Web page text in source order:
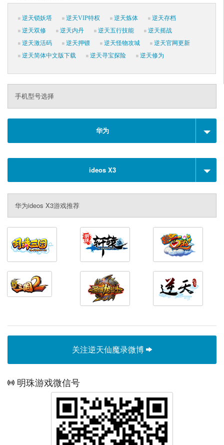
逆天锁妖塔 逆天VIP特权 逆天炼体
逆天存档
逆天双修
逆天内丹 逆天五行技能
逆天摇战
逆天激活码
逆天押镖 逆天怪物攻城
逆天官网更新
逆天简体中文版下载
逆天寻宝探险 逆天修为
手机型号选择
华为
ideos X3
华为ideos X3游戏推荐
关注逆天仙魔录微博
明珠游戏微信号